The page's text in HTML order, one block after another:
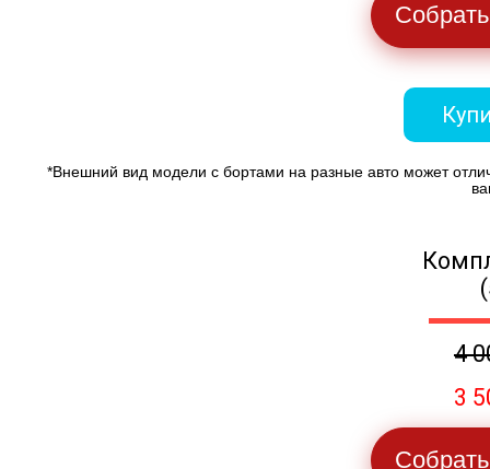
*Внешний вид модели с бортами на разные авто может
4
3